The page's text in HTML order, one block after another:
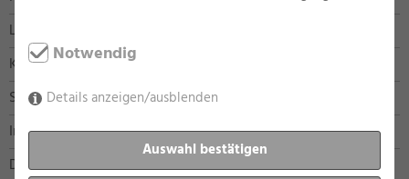
Leistung
Kontakt
Shop
Impressum
Datenschutz
Notwendig
Details anzeigen/ausblenden
Auswahl bestätigen